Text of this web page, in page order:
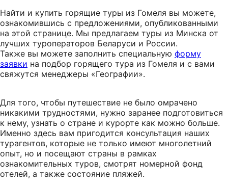
Найти и купить горящие туры из Гомеля вы можете,
ознакомившись с предложениями, опубликованными
на этой странице. Мы предлагаем туры из Минска от
лучших туроператоров Беларуси и России.
Также вы можете заполнить специальную форму
заявки на подбор горящего тура из Гомеля и с вами
свяжутся менеджеры «Географии».
Для того, чтобы путешествие не было омрачено
никакими трудностями, нужно заранее подготовиться
к нему, узнать о стране и курорте как можно больше.
Именно здесь вам пригодится консультация наших
турагентов, которые не только имеют многолетний
опыт, но и посещают страны в рамках
ознакомительных туров, смотрят номерной фонд
отелей, а также состояние пляжей.